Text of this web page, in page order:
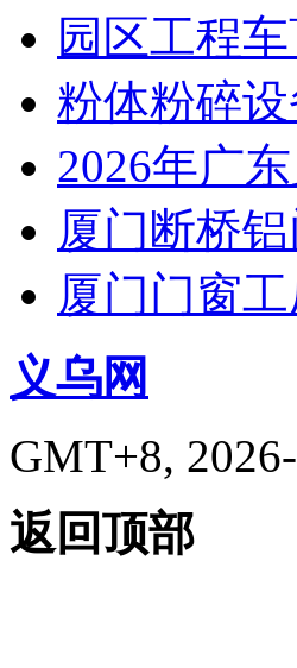
园区工程
粉体粉碎
2026年广
厦门断桥
厦门门窗
义乌网
GMT+8,
返回顶部